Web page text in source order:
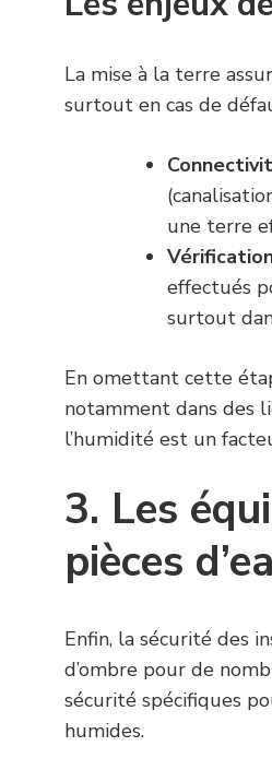
La mise à la terre
surtout en cas de
une terre
effectués
surtout
En omettant cette
notamment dans des
l’humidité est un
3. Les
pièces
Enfin, la sécurité des
d’ombre pour de
sécurité spécifiques
humides.